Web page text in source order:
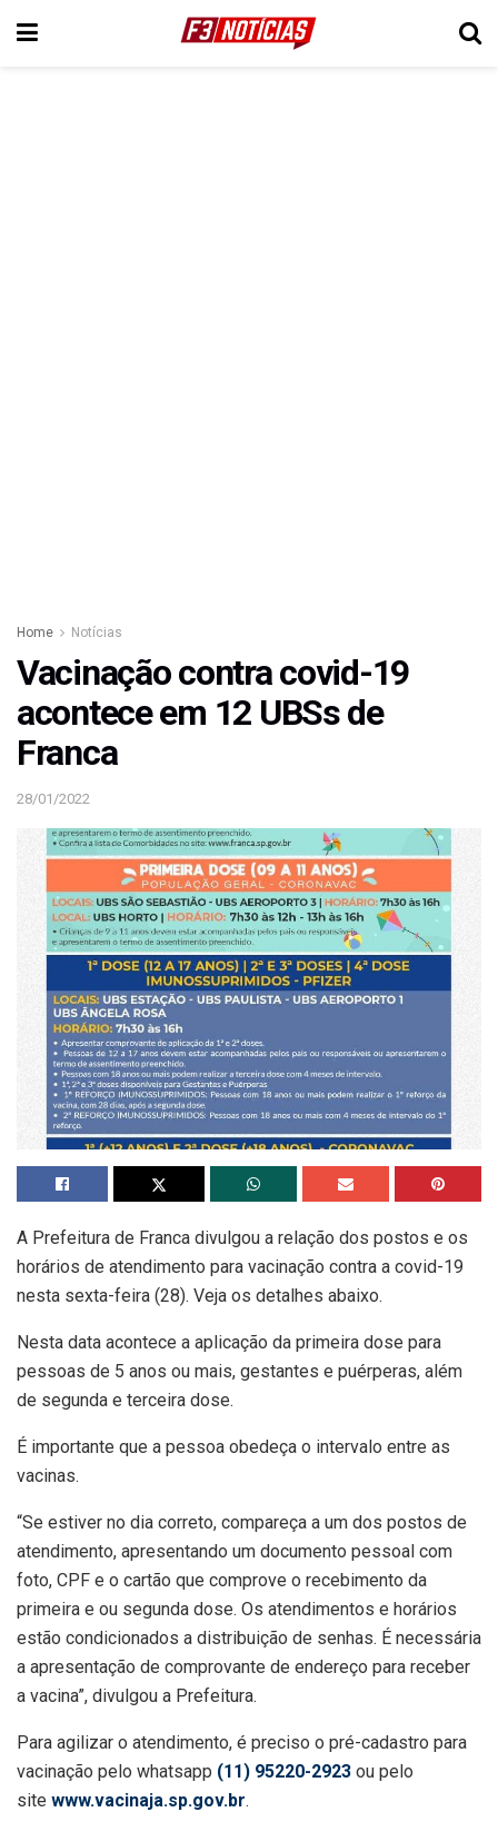
Home Notícias
Vacinação contra covid-19
acontece em 12 UBSs de
Franca
28/01/2022
A Prefeitura de Franca divulgou a relação dos postos e os
horários de atendimento para vacinação contra a covid-19
nesta sexta-feira (28). Veja os detalhes abaixo.
Nesta data acontece a aplicação da primeira dose para
pessoas de 5 anos ou mais, gestantes e puérperas, além
de segunda e terceira dose.
É importante que a pessoa obedeça o intervalo entre as
vacinas.
“Se estiver no dia correto, compareça a um dos postos de
atendimento, apresentando um documento pessoal com
foto, CPF e o cartão que comprove o recebimento da
primeira e ou segunda dose. Os atendimentos e horários
estão condicionados a distribuição de senhas. É necessária
a apresentação de comprovante de endereço para receber
a vacina”, divulgou a Prefeitura.
Para agilizar o atendimento, é preciso o pré-cadastro para
vacinação pelo whatsapp (11) 95220-2923 ou pelo
site www.vacinaja.sp.gov.br.